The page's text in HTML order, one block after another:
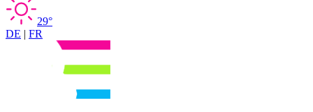
29°
DE | FR